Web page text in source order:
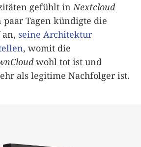
gefühlt inNextcloud
paar Tagen kündigte die
an, seine Architektur
, womit die
wohl tot ist und
als legitime Nachfolger ist.